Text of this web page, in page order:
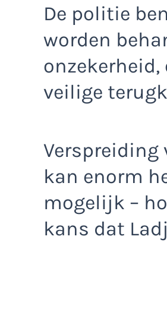
De politie
worden
veilige
Verspreiding
kan enorm
mogelijk –
kans dat